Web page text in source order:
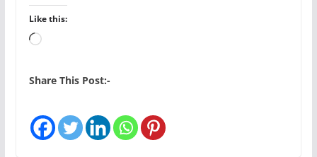
Like this:
L
a
n
Share This Post:-